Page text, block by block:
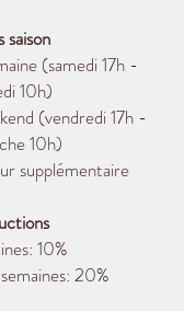
saison
(samedi 17h -
10h)
(vendredi 17h -
10h)
supplémentaire
10%
20%